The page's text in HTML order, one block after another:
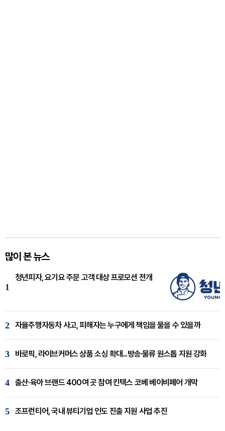
많이 본 뉴스
1
청년피자, 요기요 주문 고객 대상 프로모션 전개
2 자율주행자동차 사고, 피해자는 누구에게 책임을 물을 수 있을까
3 바로픽, 라이브커머스 상품 소싱 확대...방송·물류 원스톱 지원 강화
4 출산·육아 브랜드 400여 곳 참여 킨텍스 코베 베이비페어 개막
5 조프런티어, 국내 뷰티기업 인도 진출 지원 사업 추진